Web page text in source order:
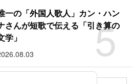
5
一の「外国人歌人」カン・ハン
さんが短歌で伝える「引き算の
学」